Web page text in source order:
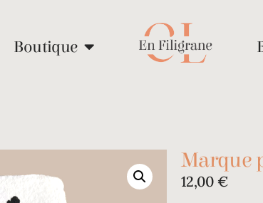
Boutique
Marque
12,00 €